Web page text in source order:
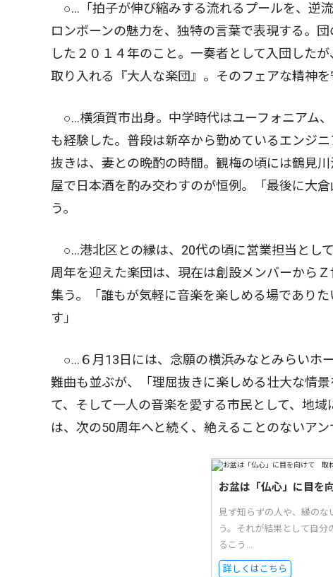
○...「拍子が伸び縮みする流れるプールを、逆
ロンボーンの魅力を、独特の言葉で表現する。
した２０１４年のこと。一奏者として入団した
取り入れる『大人な楽団』。そのフェアな精神
○...横須賀市出身。中学時代はユーフォニアム
も経験した。普段は新卒から勤めているエンジ
抜きは、妻との晩酌の時間。観梅の頃には鶴見
屋で日本酒を酌み交わすのが恒例。「最後に大
う。
○...港北区との縁は、20代の頃に営業担当とし
周年を迎えた楽団は、現在は創設メンバーから
集う。「誰もが気軽に音楽を楽しめる場であり
す」
○...６月13日には、念願の横浜みなとみらいホ
難曲も並ぶが、「理屈抜きに楽しめる壮大な情
て、そして一人の音楽を愛する市民として、地
は、次の50周年へと続く、絶えることのないアン
お盆は「仏心」に目
見ず知らずの人や、縁の
う。それが結果として自分
るこう...
詳しくはこちら